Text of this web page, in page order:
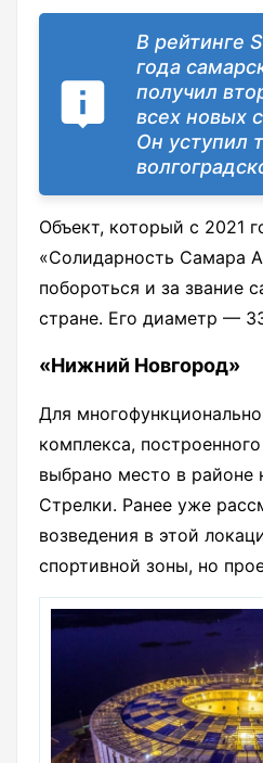
В рейтинге
года
получил
всех новых
Он уступил
Объект, который с 2021
«Солидарность Самара
побороться и за звание
стране. Его диаметр —
«Нижний Новгород»
Для
комплекса,
выбрано место в районе
Стрелки. Ранее уже
возведения в этой
спортивной зоны, но